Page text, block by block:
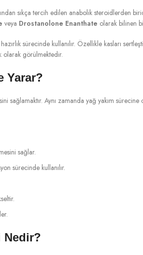
sıkça tercih edilen anabolik steroidlerden
veya Drostanolone Enanthate olarak bilinen
sürecinde kullanılır. Özellikle kasları
olarak görülmektedir.
Yarar?
sağlamaktır. Aynı zamanda yağ yakım
sağlar.
sürecinde kullanılır.
Nedir?